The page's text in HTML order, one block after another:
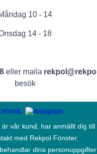
10 - 14
14 - 18
eller maila
besök
vår kund, har anmällt dig
med Rekpol Fönster.
dina